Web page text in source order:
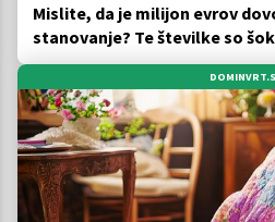
Mislite, da je milijon evrov
stanovanje? Te številke so